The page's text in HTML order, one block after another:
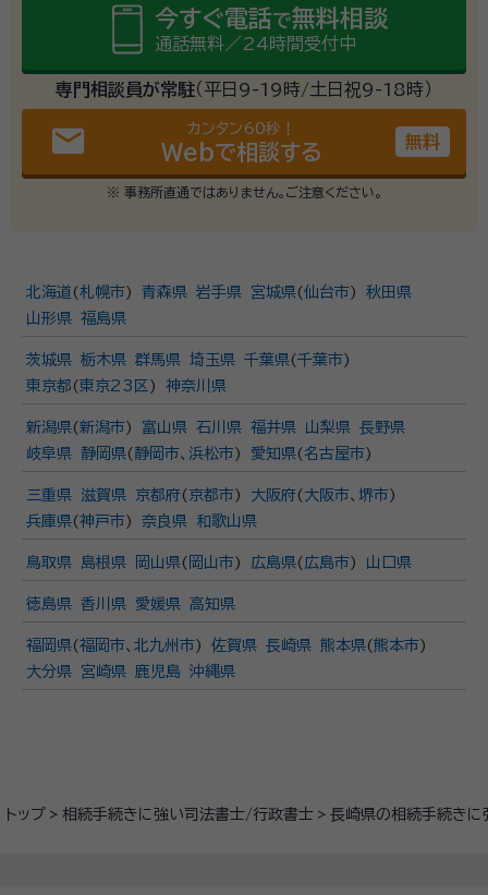
トップ 相続手続きに強い司法書士/行政書士 長崎県の相続手続き
今すぐ電話で無料相談
通話無料／24時間受付中
専門相談員が常駐（平日9-19時/土日祝9-18時）
email カンタン60秒！
Webで相談する 無料
※ 事務所直通ではありません。ご注意ください。
北海道 (札幌市) 青森県 岩手県 宮城県(仙台市)
秋田県
山形県 福島県
茨城県 栃木県 群馬県 埼玉県 千葉県(千葉市)
東京都 (東京23区) 神奈川県
新潟県(新潟市) 富山県 石川県 福井県 山梨県 長野県
岐阜県
静岡県(静岡市、 浜松市) 愛知県(名古屋市)
三重県 滋賀県 京都府(京都市) 大阪府(大阪市、 堺市)
兵庫県(神戸市) 奈良県 和歌山県
鳥取県 島根県 岡山県( 岡山市) 広島県(広島市) 山口県
徳島県 香川県 愛媛県 高知県
福岡県(福岡市、 北九州市) 佐賀県 長崎県 熊本県(熊本市)
大分県
宮崎県 鹿児島 沖縄県